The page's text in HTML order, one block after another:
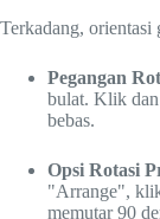
Terkadang, orientasi
Pegangan
bulat. Klik dan
bebas.
Opsi Rotasi
"Arrange",
memutar 90